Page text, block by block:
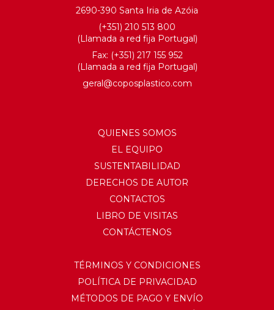
2690-390 Santa Iria de Azóia
(+351) 210 513 800
(Llamada a red fija Portugal)
Fax: (+351) 217 155 952
(Llamada a red fija Portugal)
geral@coposplastico.com
QUIENES SOMOS
EL EQUIPO
SUSTENTABILIDAD
DERECHOS DE AUTOR
CONTACTOS
LIBRO DE VISITAS
CONTÁCTENOS
TÉRMINOS Y CONDICIONES
POLÍTICA DE PRIVACIDAD
MÉTODOS DE PAGO Y ENVÍO